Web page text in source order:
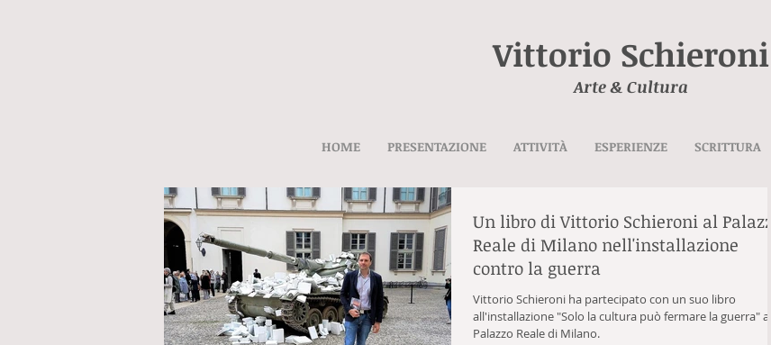
Vittorio Schieroni
Arte & Cultura
HOME PRESENTAZIONE ATTIVITÀ ESPERIENZE SCRITTURA
Un libro di Vittorio Schieroni al Palazzo
Reale di Milano nell'installazione
contro la guerra
Vittorio Schieroni ha partecipato con un suo libro
all'installazione "Solo la cultura può fermare la guerra" al
Palazzo Reale di Milano.